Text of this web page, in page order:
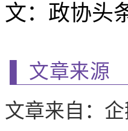
文：政协头
▌ 文章来源
文章来自：